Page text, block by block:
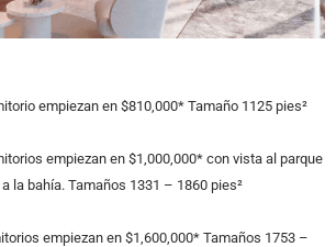
empiezan en $810,000* Tamaño 1125 pies²
empiezan en $1,000,000* con vista al parque
la bahía. Tamaños 1331 – 1860 pies²
empiezan en $1,600,000* Tamaños 1753 –